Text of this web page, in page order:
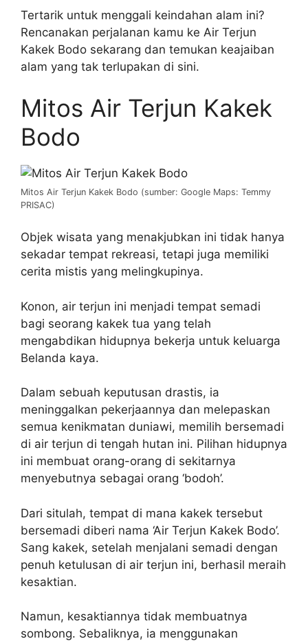
Tertarik untuk menggali keindahan alam ini?
Rencanakan perjalanan kamu ke Air Terjun
Kakek Bodo sekarang dan temukan keajaiban
alam yang tak terlupakan di sini.
Mitos Air Terjun Kakek
Bodo
Mitos Air Terjun Kakek Bodo (sumber: Google Maps: Temmy
PRISAC)
Objek wisata yang menakjubkan ini tidak hanya
sekadar tempat rekreasi, tetapi juga memiliki
cerita mistis yang melingkupinya.
Konon, air terjun ini menjadi tempat semadi
bagi seorang kakek tua yang telah
mengabdikan hidupnya bekerja untuk keluarga
Belanda kaya.
Dalam sebuah keputusan drastis, ia
meninggalkan pekerjaannya dan melepaskan
semua kenikmatan duniawi, memilih bersemadi
di air terjun di tengah hutan ini. Pilihan hidupnya
ini membuat orang-orang di sekitarnya
menyebutnya sebagai orang ‘bodoh’.
Dari situlah, tempat di mana kakek tersebut
bersemadi diberi nama ‘Air Terjun Kakek Bodo’.
Sang kakek, setelah menjalani semadi dengan
penuh ketulusan di air terjun ini, berhasil meraih
kesaktian.
Namun, kesaktiannya tidak membuatnya
sombong. Sebaliknya, ia menggunakan